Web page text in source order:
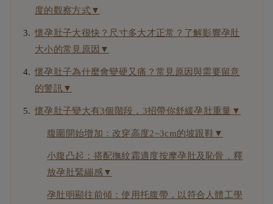
度的觀察方式▼
懷孕肚子大很快？尺寸多大才正常？了解影響孕肚
大小的常見原因▼
懷孕肚子為什麼會變硬又痛？常見原因與需要留意
的警訊▼
懷孕肚子變大有3個階段，3招帶你舒緩孕肚重量▼
腹圍開始增加：改穿高度2~3cm的坡跟鞋▼
小腹凸起：搭配撫紋霜適度按摩孕肚及恥骨，釋
放孕肚緊繃感▼
孕肚明顯往前傾：使用托腹帶，以符合人體工學